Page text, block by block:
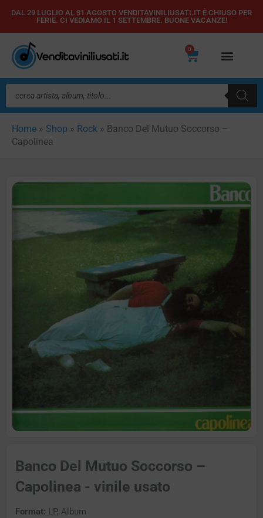
Vai
contenuto
DAL 29 LUGLIO AL 31 AGOSTO VENDITAVINILIUSATI.IT È CHIUSO PER
FERIE. CI VEDIAMO IL 1 SETTEMBRE. BUONE VACANZE!
0
Carrello
Ricerca
prodotti
Home » Shop » Rock » Banco Del Mutuo Soccorso –
Capolinea
Banco Del Mutuo Soccorso –
Capolinea - vinile usato
Format: LP, Album